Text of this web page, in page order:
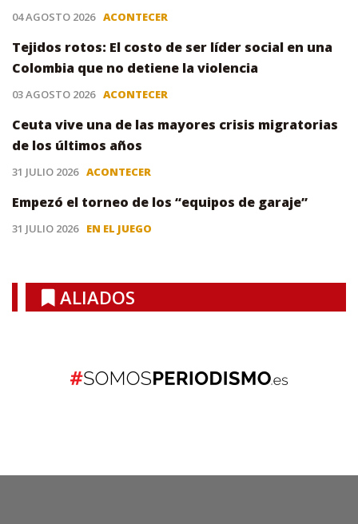
04 AGOSTO 2026 ACONTECER
Tejidos rotos: El costo de ser líder social en una
Colombia que no detiene la violencia
03 AGOSTO 2026 ACONTECER
Ceuta vive una de las mayores crisis migratorias
de los últimos años
31 JULIO 2026 ACONTECER
Empezó el torneo de los “equipos de garaje”
31 JULIO 2026 EN EL JUEGO
ALIADOS